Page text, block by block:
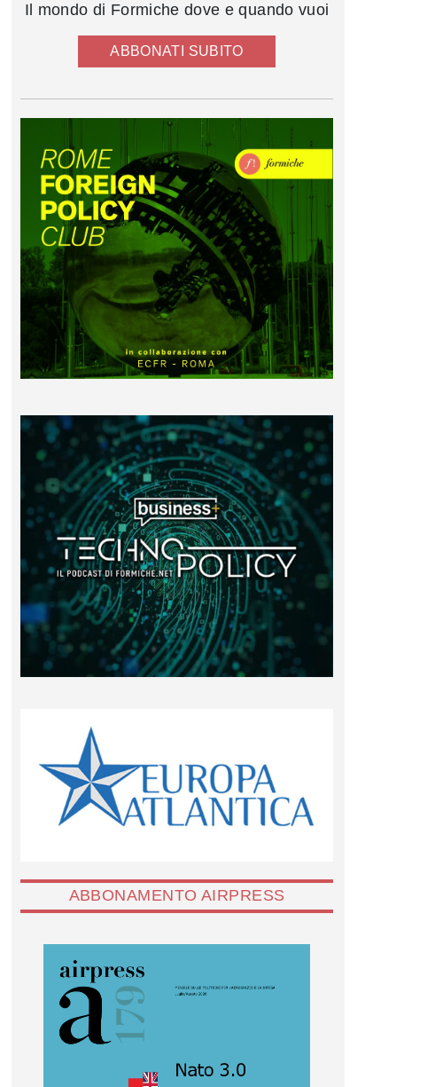
Il mondo di Formiche dove e quando vuoi
ABBONATI SUBITO
ABBONAMENTO AIRPRESS